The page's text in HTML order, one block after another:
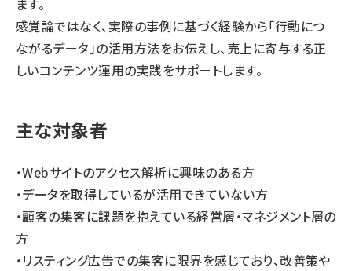
感覚論ではなく、実際の事例に基づく経験から「行動につ
ながるデータ」の活用方法をお伝えし、売上に寄与する正
しいコンテンツ運用の実践をサポートします。
主な対象者
・Webサイトのアクセス解析に興味のある方
・データを取得しているが活用できていない方
・顧客の集客に課題を抱えている経営層・マネジメント層の
方
・リスティング広告での集客に限界を感じており、改善策や